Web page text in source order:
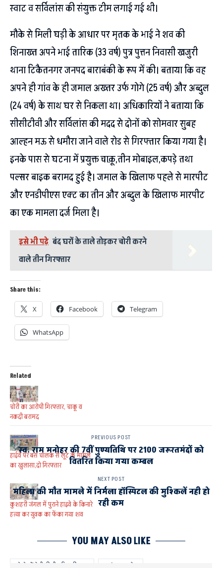
स्वाट व सर्विलांस की संयुक्त टीम लगाई गई थी।
मौके से मिली घड़ी के आधार पर मृतक के भाई ने शव की
शिनाख्त अपने भाई तारिक (33 वर्ष) पुत्र पुत्तन निवासी खजुरी
थाना टिकैतनगर जनपद बाराबंकी के रूप में की। बताया कि वह
अपने ही गांव के ही जमाल अख्तर उर्फ गोगे (25 वर्ष) और अब्दुल
(24 वर्ष) के साथ घर से निकला था। अधिकारियों ने बताया कि
सीसीटीवी और सर्विलांस की मदद से दोनों को सोमवार सुबह
आल्हन मऊ से धमौरा जाने वाले रोड से गिरफ्तार किया गया है।
इनके पास से घटना में प्रयुक्त चाक़ू,तीन मोबाइल,कपड़े तथा
पल्सर बाइक बरामद हुई है। जमाल के खिलाफ पहले से मारपीट
और एनडीपीएस एक्ट का तीन और अब्दुल के खिलाफ मारपीट
का एक मामला दर्ज मिला है।
इसे भी पढ़े बंद घरों के ताले तोड़कर चोरी करने
वाले तीन गिरफ्तार
Share this:
X Facebook Telegram
WhatsApp
Related
चोरी का आरोपी गिरफ्तार, चाकू व
नकदी बरामद
हाईवे पर बस चालक से लूट के मामले
का खुलासा,दो गिरफ्तार
कुशहरी जंगल में पुराने हाइवे के किनारे
हत्या कर युवक का फेंका गया शव
दो दोस्तों ने ही की थी तारिक की हत्या पटरंगा थाना क्षेत्र
PREVIOUS POST
स्व. राम मनोहर की 7वीं पुण्यतिथि पर 2100 जरूरतमंदों को
वितरित किया गया कम्बल
NEXT POST
महिला की मौत मामले में निर्मला हॉस्पिटल की मुश्किलें नही हो
रही कम
YOU MAY ALSO LIKE